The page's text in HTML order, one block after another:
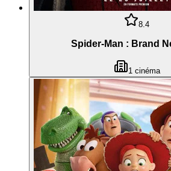
8.4
Spider-Man : Brand
1 cinéma